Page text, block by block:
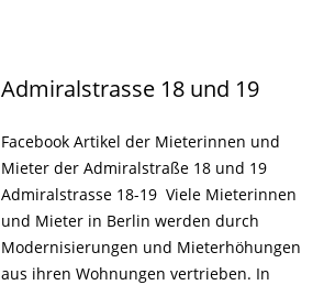
Admiralstrasse 18 und 19
Facebook Artikel der Mieterinnen und
Mieter der Admiralstraße 18 und 19
Admiralstrasse 18-19 Viele Mieterinnen
und Mieter in Berlin werden durch
Modernisierungen und Mieterhöhungen
aus ihren Wohnungen vertrieben. In